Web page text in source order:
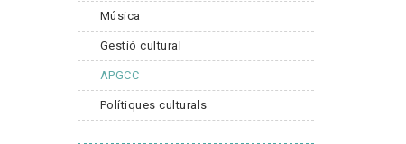
Música
Gestió cultural
APGCC
Polítiques culturals